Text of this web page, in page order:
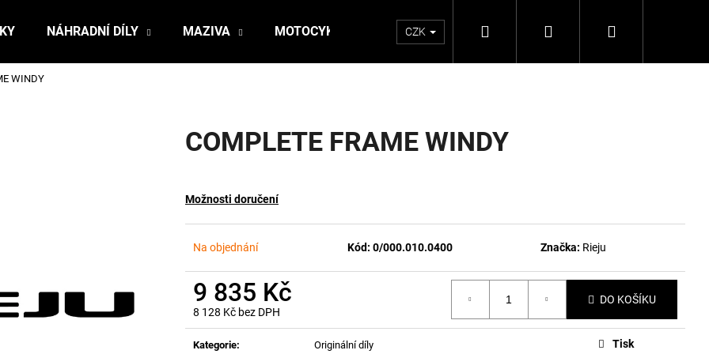
NÁHRADNÍ DÍLY MAZIVA MOTOCYKLY CZK Hledat PřihlášeníNákupní
WINDY
COMPLETE FRAME WINDY
Možnosti doručení
Na objednání Kód: 0/000.010.0400 Značka: Rieju
9 835 Kč
8 128 Kč bez DPH
Měrná
cena:
DO KOŠÍKU
Kategorie:
Originální díly
Tisk
Co potřebujete najít?
HLEDAT